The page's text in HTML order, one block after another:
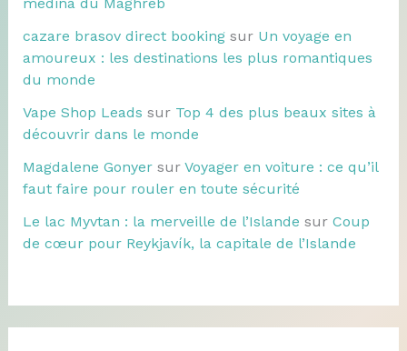
cazare brasov direct bookingsur Un voyage en
amoureux : les destinations les plus romantiques
du monde
Vape Shop Leads sur Top 4 des plus beaux sites à
découvrir dans le monde
Magdalene Gonyersur Voyager en voiture : ce qu’il
faut faire pour rouler en toute sécurité
Le lac Myvtan : la merveille de l’Islande sur Coup
de cœur pour Reykjavík, la capitale de l’Islande